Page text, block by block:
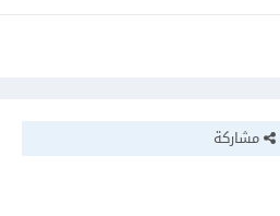
مشاركة